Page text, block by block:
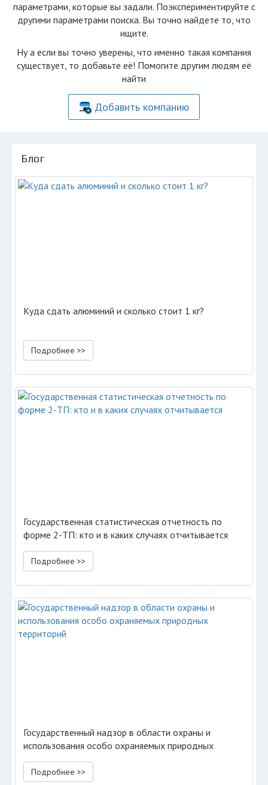
параметрами, которые вы задали. Поэкспериментируйте с
другими параметрами поиска. Вы точно найдете то, что
ищите.
Ну а если вы точно уверены, что именно такая компания
существует, то добавьте её! Помогите другим людям её
найти
Добавить компанию
Блог
Куда сдать алюминий и сколько стоит 1 кг?
Подробнее >>
Государственная статистическая отчетность по
форме 2-ТП: кто и в каких случаях отчитывается
Подробнее >>
Государственный надзор в области охраны и
использования особо охраняемых природных
территорий
Подробнее >>